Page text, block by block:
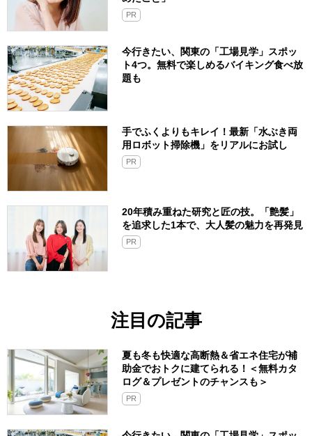
PR
今行きたい、関東の「工場見学」スポッ
ト4つ。無料で楽しめるバイキング食べ放
題も
手でふくよりもキレイ！最新「水ぶき両
用ロボット掃除機」をリアルにお試し
PR
20年積み重ねた研究と匠の技。「艶髪」
を追求した1本で、大人髪の魅力を再発見
PR
注目の記事
夏も冬も快適な高断熱＆省エネ住宅が補
助金でおトクに建てられる！＜無料カタ
ログ＆プレゼントのチャンスも＞
PR